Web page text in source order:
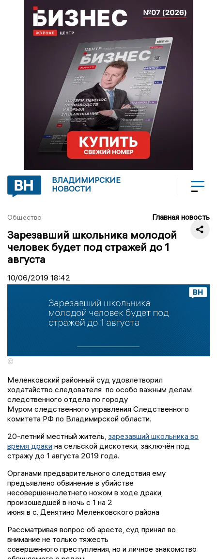
ВЛАДИМИРСКИЕ
НОВОСТИ
Общество Главная новость
Зарезавший школьника молодой
человек будет под стражей до 1
августа
10/06/2019 18:42
©
Меленковский районный суд удовлетворил
ходатайство следователя по особо важным делам
следственного отдела по городу
Муром следственного управления Следственного
комитета РФ по Владимирской области.
20-летний местный житель, зарезавший школьника во
время драки на сельской дискотеки, заключён под
стражу до 1 августа 2019 года.
Органами предварительного следствия ему
предъявлено обвинение в убийстве
несовершеннолетнего ножом в ходе драки,
произошедшей в ночь с 1 на 2
июня в с. Денятино Меленковского района
Рассматривая вопрос об аресте, суд принял во
внимание не только тяжесть
совершенного преступления, но и личное знакомство